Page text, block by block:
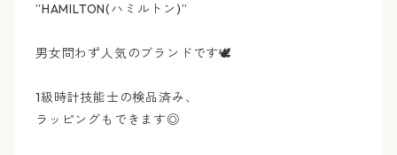
”HAMILTON(ハミルトン)”
男女問わず人気のブランドです🕊
1級時計技能士の検品済み、
ラッピングもできます◎